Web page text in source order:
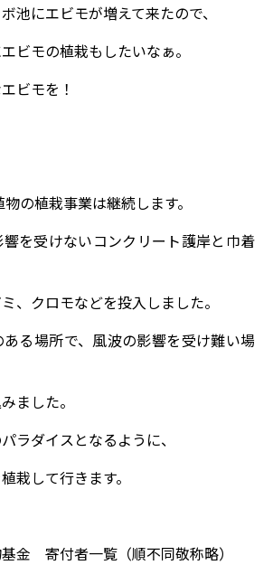
池にエビモが増えて来たので、
ビモの植栽もしたいなぁ。
ビモを！
の植栽事業は継続します。
を受けないコンクリート護岸と巾着
、クロモなどを投入しました。
る場所で、風波の影響を受け難い場
ました。
ラダイスとなるように、
栽して行きます。
金 寄付者一覧（順不同敬称略）